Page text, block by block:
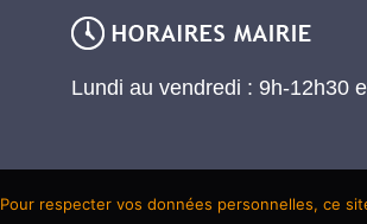
Lundi au vendredi : 9h-12h30
Pour respecter vos données personnelles, ce